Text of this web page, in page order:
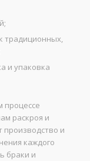
традиционных,
и упаковка
процессе
раскроя и
производство и
каждого
браки и